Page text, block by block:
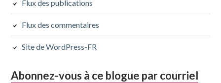
Flux des publications
Flux des commentaires
Site de WordPress-FR
Abonnez-vous à ce blogue par courriel